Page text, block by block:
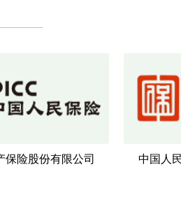
保险股份有限公司 黄河